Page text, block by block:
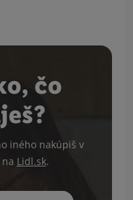
čo
iného nakúpiš v
Lidl.sk.